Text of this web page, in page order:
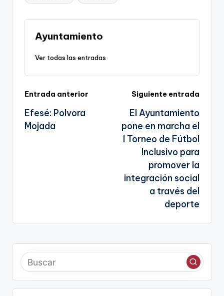
y
Li
n
k
e
b
o
o
l
gr
a A
e
a
te
Ayuntamiento
Ver todas las entradas
Navegación
de
entradas
Entrada anterior
Efesé: Polvora
Mojada
Siguiente entrada
El Ayuntamiento
pone en marcha el
I Torneo de Fútbol
Inclusivo para
promover la
integración social
a través del
deporte